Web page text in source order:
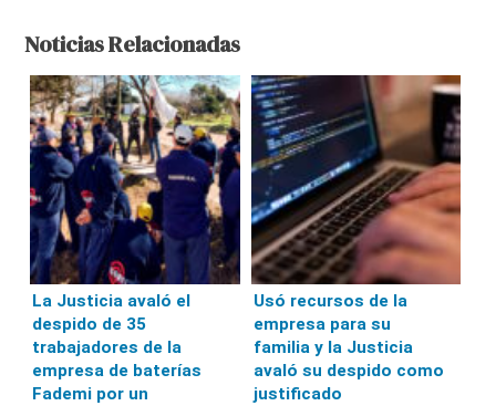
Noticias Relacionadas
La Justicia avaló el
despido de 35
trabajadores de la
empresa de baterías
Fademi por un
Usó recursos de la
empresa para su
familia y la Justicia
avaló su despido como
justificado